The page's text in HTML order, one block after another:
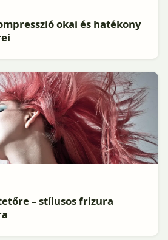
okai és hatékony
– stílusos frizura